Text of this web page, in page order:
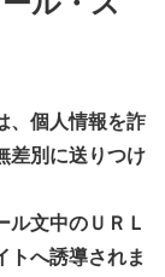
、個人情報を詐
差別に送りつけ
ル文中のＵＲＬ
トへ誘導されま